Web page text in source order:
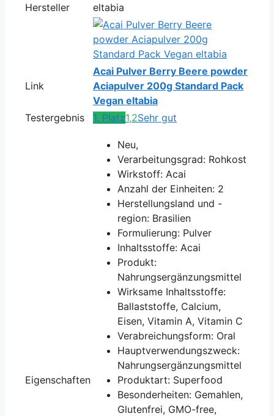
Hersteller eltabia
Link
Acai Pulver Berry Beere powder
Aciapulver 200g Standard Pack
Vegan eltabia
Testergebnis
1. Platz1,2Sehr gut
Eigenschaften
Neu,
Verarbeitungsgrad: Rohkost
Wirkstoff: Acai
Anzahl der Einheiten: 2
Herstellungsland und -
region: Brasilien
Formulierung: Pulver
Inhaltsstoffe: Acai
Produkt:
Nahrungsergänzungsmittel
Wirksame Inhaltsstoffe:
Ballaststoffe, Calcium,
Eisen, Vitamin A, Vitamin C
Verabreichungsform: Oral
Hauptverwendungszweck:
Nahrungsergänzungsmittel
Produktart: Superfood
Besonderheiten: Gemahlen,
Glutenfrei, GMO-free,